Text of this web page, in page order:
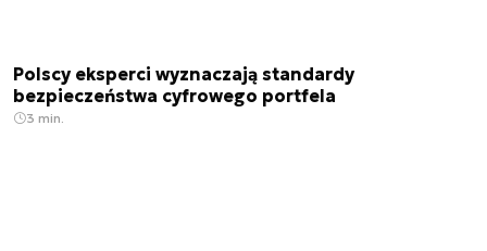
Polscy eksperci wyznaczają standardy
bezpieczeństwa cyfrowego portfela
3 min.